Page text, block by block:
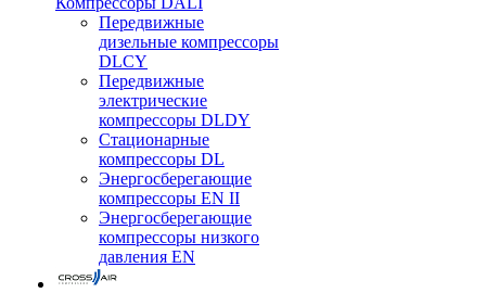
Передвижные
дизельные компрессоры
DLCY
Передвижные
электрические
компрессоры DLDY
Стационарные
компрессоры DL
Энергосберегающие
компрессоры EN II
Энергосберегающие
компрессоры низкого
давления EN